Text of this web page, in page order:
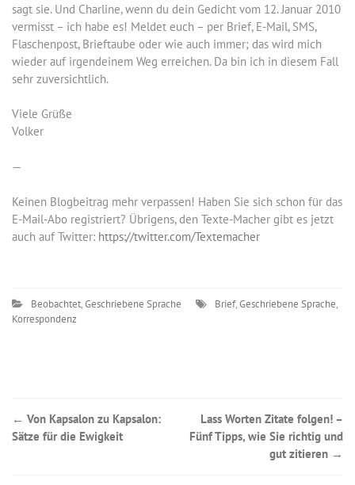
sagt sie. Und Charline, wenn du dein Gedicht vom 12. Januar 2010
vermisst – ich habe es! Meldet euch – per Brief, E-Mail, SMS,
Flaschenpost, Brieftaube oder wie auch immer; das wird mich
wieder auf irgendeinem Weg erreichen. Da bin ich in diesem Fall
sehr zuversichtlich.
Viele Grüße
Volker
—
Keinen Blogbeitrag mehr verpassen! Haben Sie sich schon für das
E-Mail-Abo registriert? Übrigens, den Texte-Macher gibt es jetzt
auch auf Twitter: https://twitter.com/Textemacher
Beobachtet,Geschriebene Sprache Brief,Geschriebene Sprache,
Korrespondenz
Post
navigation
← Von Kapsalon zu Kapsalon:
Sätze für die Ewigkeit
Lass Worten Zitate folgen! –
Fünf Tipps, wie Sie richtig und
gut zitieren →